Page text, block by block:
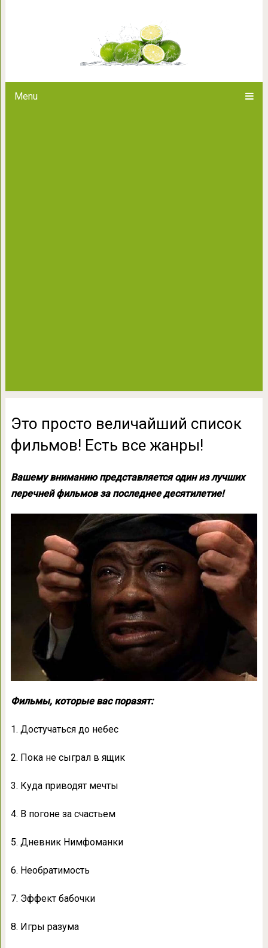
Menu
Это просто величайший список
фильмов! Есть все жанры!
Вашему вниманию представляется один из лучших
перечней фильмов за последнее десятилетие!
Фильмы, которые вас поразят:
1. Достучаться до небес
2. Пока не сыграл в ящик
3. Куда приводят мечты
4. В погоне за счастьем
5. Дневник Нимфоманки
6. Необратимость
7. Эффект бабочки
8. Игры разума